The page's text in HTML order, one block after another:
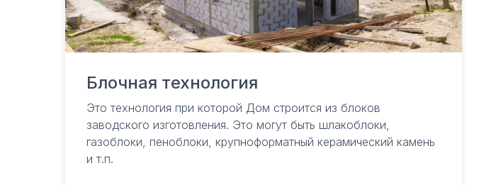
Блочная технология
Это технология при которой Дом строится из блоков
заводского изготовления. Это могут быть шлакоблоки,
газоблоки, пеноблоки, крупноформатный керамический камень
и т.п.